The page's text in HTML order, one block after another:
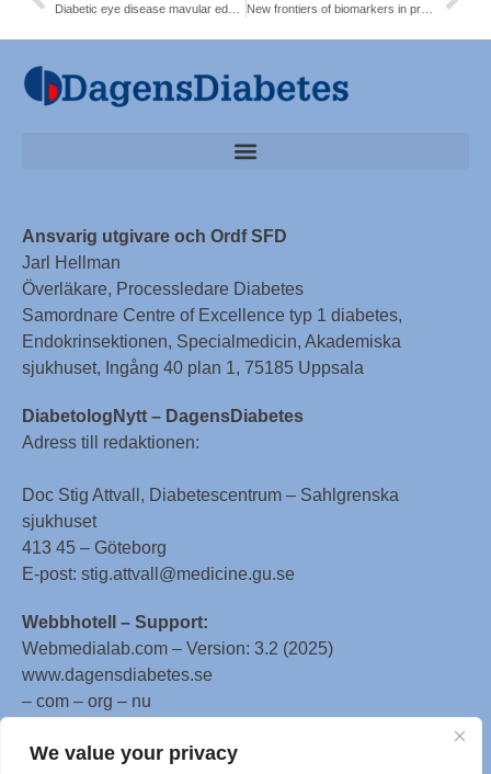
We value your privacy
New frontiers of biomarkers in prediction of cardiovascular disease. June 7-8th 2013 Venue: “Jubileumsaulan” (Main Hall), Skåne University Hospital, Jan Waldenströms gata 1-5, Malmö
Ansvarig utgivare och Ordf SFD
Jarl Hellman
Överläkare, Processledare Diabetes
Samordnare Centre of Excellence typ 1 diabetes,
Endokrinsektionen, Specialmedicin, Akademiska
sjukhuset, Ingång 40 plan 1, 75185 Uppsala
DiabetologNytt – DagensDiabetes
Adress till redaktionen:
Doc Stig Attvall, Diabetescentrum – Sahlgrenska
sjukhuset
413 45 – Göteborg
E-post: stig.attvall@medicine.gu.se
Webbhotell – Support:
Webmedialab.com – Version: 3.2 (2025)
www.dagensdiabetes.se
– com – org – nu
All material on this website